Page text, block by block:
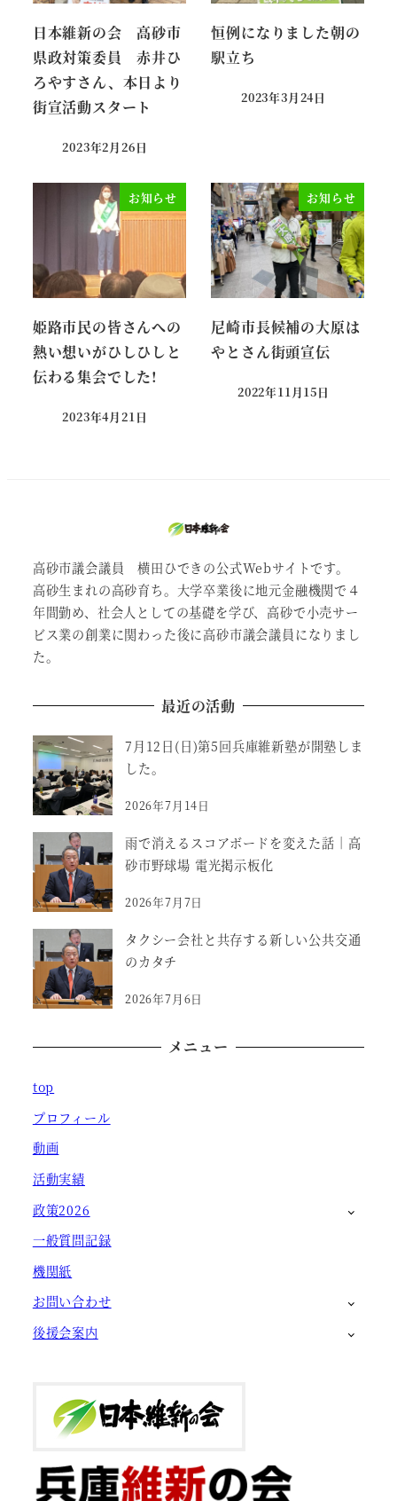
日本維新の会 高砂市
県政対策委員 赤井ひ
ろやすさん、本日より
街宣活動スタート
投稿日
2023年2月26日
恒例になりました朝の
駅立ち
投稿日
2023年3月24日
お知らせ
姫路市民の皆さんへの
熱い想いがひしひしと
伝わる集会でした!
投稿日
2023年4月21日
お知らせ
尼崎市長候補の大原は
やとさん街頭宣伝
投稿日
2022年11月15日
高砂市議会議員 横田ひできの公式Webサイトです。
高砂生まれの高砂育ち。大学卒業後に地元金融機関で４
年間勤め、社会人としての基礎を学び、高砂で小売サー
ビス業の創業に関わった後に高砂市議会議員になりまし
た。
最近の活動
7月12日(日)第5回兵庫維新塾が開塾しま
した。
2026年7月14日
雨で消えるスコアボードを変えた話｜高
砂市野球場 電光掲示板化
2026年7月7日
タクシー会社と共存する新しい公共交通
のカタチ
2026年7月6日
メニュー
top
プロフィール
動画
活動実績
政策2026
一般質問記録
機関紙
お問い合わせ
後援会案内